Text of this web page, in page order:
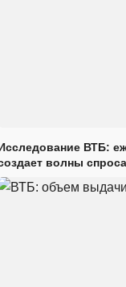
ВТБ:
волны спроса